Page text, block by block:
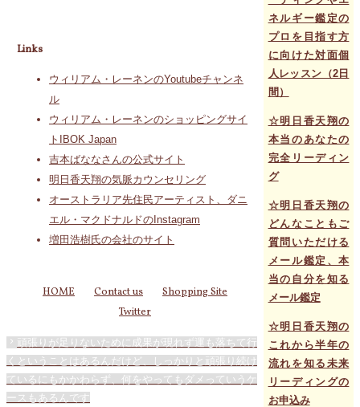
ネルギー鑑定の
プロを目指す方
に向けた対面個
人レッスン（2日
間）
☆明日香天翔の
本当のあなたの
完全リーディン
グ
☆明日香天翔の
どんなこともご
質問いただける
メール鑑定、本
当の自分を知る
メール鑑定
☆明日香天翔の
これから半年の
流れを知る未来
リーディングの
お申込み
Links
ウィリアム・レーネンのYoutubeチャンネ
ル
ウィリアム・レーネンのショッピングサイ
トIBOK Japan
吉本ばななさんの公式サイト
明日香天翔の気脈カウンセリング
オーストラリア先住民アーティスト、ダニ
エル・マクドナルドのInstagram
増田浩樹氏の会社のサイト
HOME Contact us
Shopping Site
Twitter
頑張りが足りないために成果が現れず運も落ちて行
くということはあるんだけど、しっかりと頑張り続け
ているにもかかわらず、何をやってもダメっていうケ
ースもあるんです